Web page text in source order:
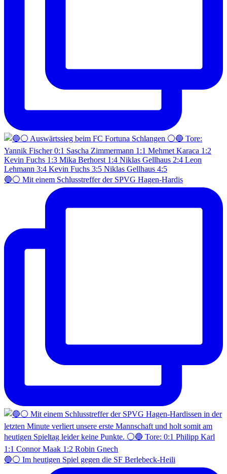
🔵⚪️ Mit einem Schlusstreffer der SPVG Hagen-Hardis
🔵⚪️ Im heutigen Spiel gegen die SF Berlebeck-Heili